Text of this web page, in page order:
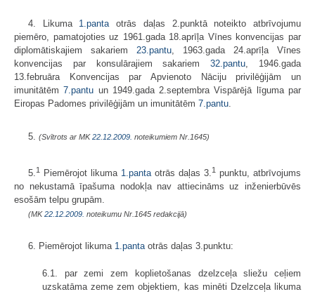
4. Likuma 1.panta otrās daļas 2.punktā noteikto atbrīvojumu
piemēro, pamatojoties uz 1961.gada 18.aprīļa Vīnes konvencijas par
diplomātiskajiem sakariem 23.pantu , 1963.gada 24.aprīļa Vīnes
konvencijas par konsulārajiem sakariem32.pantu , 1946.gada
13.februāra Konvencijas par Apvienoto Nāciju privilēģijām un
imunitātēm7.pantu un 1949.gada 2.septembra Vispārējā līguma par
Eiropas Padomes privilēģijām un imunitātēm 7.pantu
5. (Svītrots ar MK22.12.2009. noteikumiem Nr.1645)
5.1 Piemērojot likuma 1.pantaotrās daļas 3.1 punktu, atbrīvojums
no nekustamā īpašuma nodokļa nav attiecināms uz inženierbūvēs
esošām telpu grupām.
(MK22.12.2009. noteikumu Nr.1645 redakcijā)
6. Piemērojot likuma 1.pantaotrās daļas 3.punktu:
6.1. par zemi zem koplietošanas dzelzceļa sliežu ceļiem
uzskatāma zeme zem objektiem, kas minēti Dzelzceļa likuma